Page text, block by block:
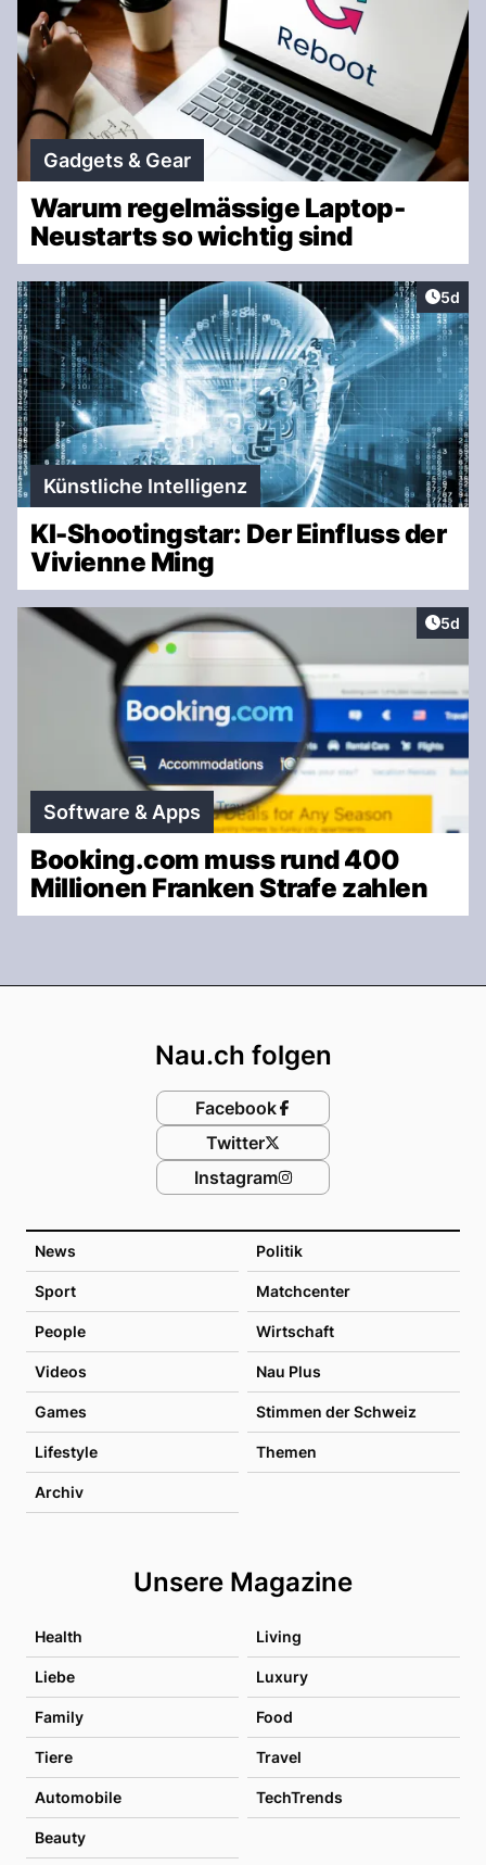
Gadgets & Gear
Warum regelmässige Laptop-
Neustarts so wichtig sind
5d
Künstliche Intelligenz
KI-Shootingstar: Der Einfluss der
Vivienne Ming
5d
Software & Apps
Booking.com muss rund 400
Millionen Franken Strafe zahlen
News Politik
Sport Matchcenter
People Wirtschaft
Videos Nau Plus
Games Stimmen der Schweiz
Lifestyle Themen
Archiv
Unsere Magazine
Health Living
Liebe Luxury
Family Food
Tiere Travel
Automobile TechTrends
Beauty
Nau.ch folgen
Facebook
Twitter
Instagram